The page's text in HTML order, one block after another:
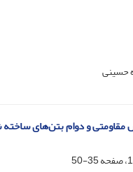
حسینی
و دوام بتن‌های ساخته
35-50